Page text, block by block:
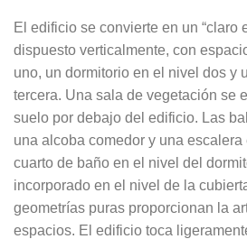
El edificio se convierte en un “claro
dispuesto verticalmente, con
uno, un dormitorio en el nivel dos y
tercera. Una sala de vegetación se
suelo por debajo del edificio. Las
una alcoba comedor y una
cuarto de baño en el nivel del
incorporado en el nivel de la
geometrías puras proporcionan la
espacios. El edificio toca